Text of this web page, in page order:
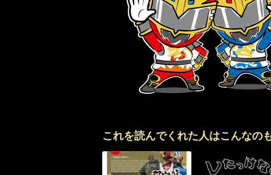
これを読んでくれた人はこんなの